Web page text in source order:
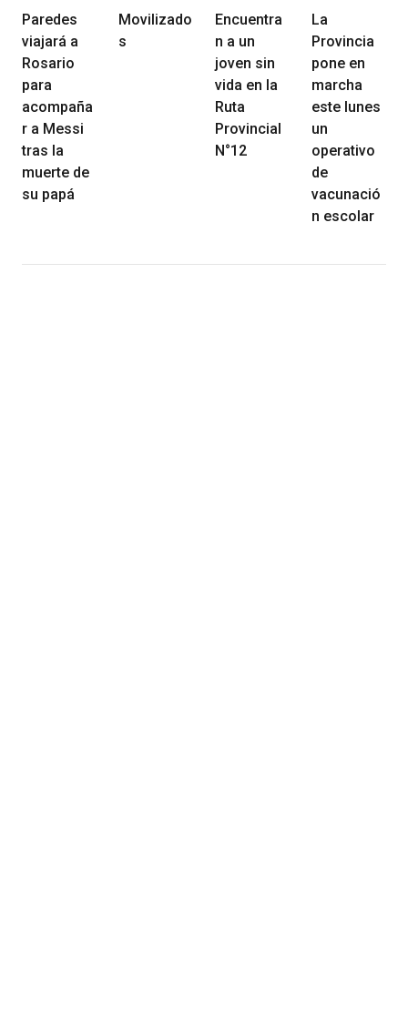
Paredes
viajará a
Rosario
para
acompaña
r a Messi
tras la
muerte de
su papá
Movilizado
s
Encuentra
n a un
joven sin
vida en la
Ruta
Provincial
N°12
La
Provincia
pone en
marcha
este lunes
un
operativo
de
vacunació
n escolar